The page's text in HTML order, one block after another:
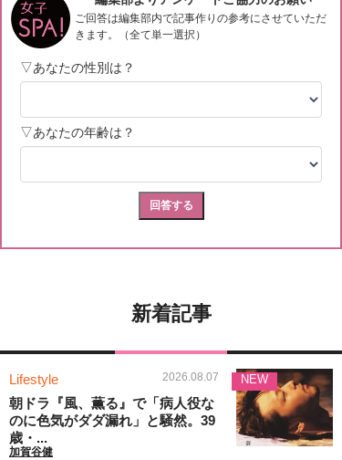
新着記事
Lifestyle 2026.08.07
朝ドラ『風、薫る』で「病人役な
のに色気がダダ漏れ」と騒然。39
歳・...
加賀谷健
NEW